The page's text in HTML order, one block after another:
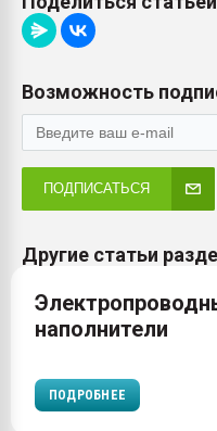
Возможность
ПОДПИСАТЬСЯ
Другие статьи
наполнители
ПОДРОБНЕЕ